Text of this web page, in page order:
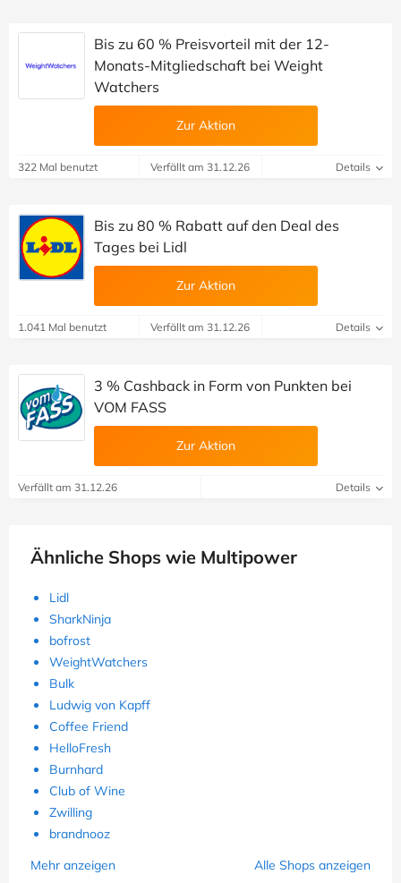
Bis zu 60 % Preisvorteil mit der 12-
Monats-Mitgliedschaft bei Weight
Watchers
Zur Aktion
322 Mal benutzt Verfällt am 31.12.26 Details
Bis zu 80 % Rabatt auf den Deal des
Tages bei Lidl
Zur Aktion
1.041 Mal benutzt Verfällt am 31.12.26 Details
3 % Cashback in Form von Punkten bei
VOM FASS
Zur Aktion
Verfällt am 31.12.26 Details
Ähnliche Shops wie Multipower
Lidl
SharkNinja
bofrost
WeightWatchers
Bulk
Ludwig von Kapff
Coffee Friend
HelloFresh
Burnhard
Club of Wine
Zwilling
brandnooz
Mehr anzeigen
Alle Shops anzeigen